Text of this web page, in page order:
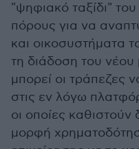
"ψηφιακό ταξίδι"
πόρους για να
και οικοσυστήματα
τη διάδοση του νέου
μπορεί οι τράπεζες
στις εν λόγω
οι οποίες καθιστούν
μορφή